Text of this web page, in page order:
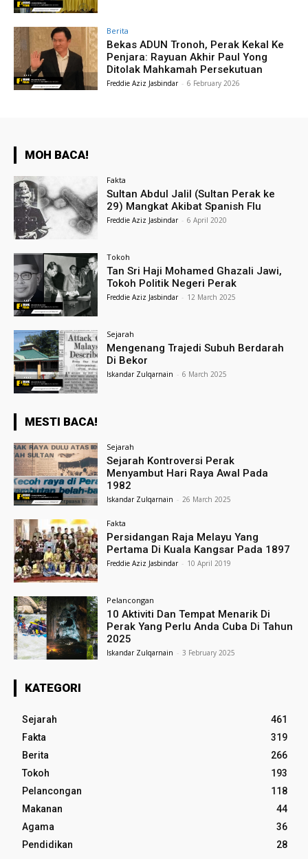
Berita
Bekas ADUN Tronoh, Perak Kekal Ke
Penjara: Rayuan Akhir Paul Yong
Ditolak Mahkamah Persekutuan
Freddie Aziz Jasbindar - 6 February 2026
MOH BACA!
Fakta
Sultan Abdul Jalil (Sultan Perak ke
29) Mangkat Akibat Spanish Flu
Freddie Aziz Jasbindar - 6 April 2020
Tokoh
Tan Sri Haji Mohamed Ghazali Jawi,
Tokoh Politik Negeri Perak
Freddie Aziz Jasbindar - 12 March 2025
Sejarah
Mengenang Trajedi Subuh Berdarah
Di Bekor
Iskandar Zulqarnain - 6 March 2025
MESTI BACA!
Sejarah
Sejarah Kontroversi Perak
Menyambut Hari Raya Awal Pada
1982
Iskandar Zulqarnain - 26 March 2025
Fakta
Persidangan Raja Melayu Yang
Pertama Di Kuala Kangsar Pada 1897
Freddie Aziz Jasbindar - 10 April 2019
Pelancongan
10 Aktiviti Dan Tempat Menarik Di
Perak Yang Perlu Anda Cuba Di Tahun
2025
Iskandar Zulqarnain - 3 February 2025
KATEGORI
Sejarah
461
Fakta
319
Berita
266
Tokoh
193
Pelancongan
118
Makanan
44
Agama
36
Pendidikan
28